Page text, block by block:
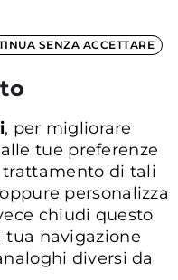
SENZA ACCETTARE
, per migliorare
tue preferenze
trattamento di tali
oppure personalizza
chiudi questo
tua navigazione
diversi da
per gli eventuali